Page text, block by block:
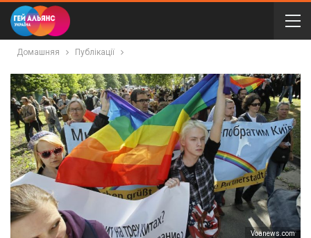
Домашняя Публікації
Voanews.com